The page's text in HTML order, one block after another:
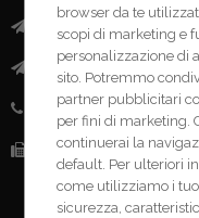
Pec:
Telefono: (+39) 0376
Fax:(+39) 0376 943913
browser da te
scopi di marketing e
personalizzazione di
sito. Potremmo
partner pubblicitari
per fini di marketing.
continuerai la
default. Per ulteriori
come utilizziamo i
sicurezza,